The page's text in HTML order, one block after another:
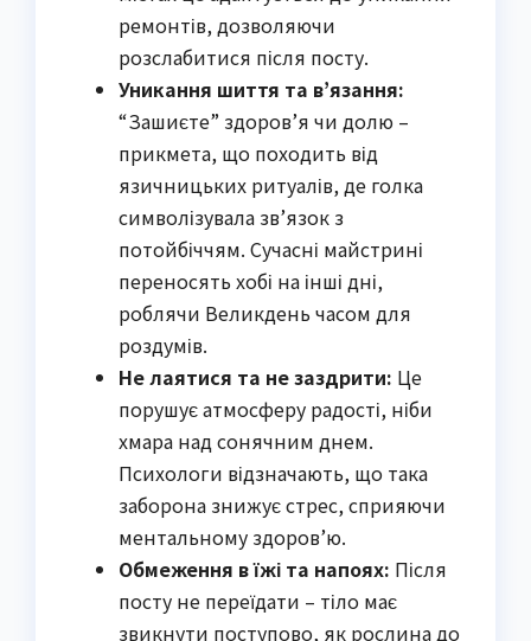
ремонтів, дозволяючи
розслабитися після посту.
Уникання шиття та в’язання:
“Зашиєте” здоров’я чи долю –
прикмета, що походить від
язичницьких ритуалів, де голка
символізувала зв’язок з
потойбіччям. Сучасні майстрині
переносять хобі на інші дні,
роблячи Великдень часом для
роздумів.
Не лаятися та не заздрити: Це
порушує атмосферу радості, ніби
хмара над сонячним днем.
Психологи відзначають, що така
заборона знижує стрес, сприяючи
ментальному здоров’ю.
Обмеження в їжі та напоях: Після
посту не переїдати – тіло має
звикнути поступово, як рослина до